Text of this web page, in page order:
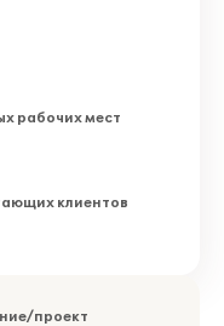
рабочих мест
клиентов
проект